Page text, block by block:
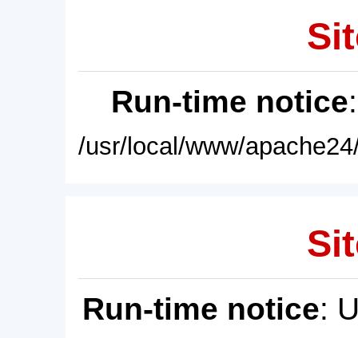
Run-time notice
/usr/local/www/
Run-time notice: